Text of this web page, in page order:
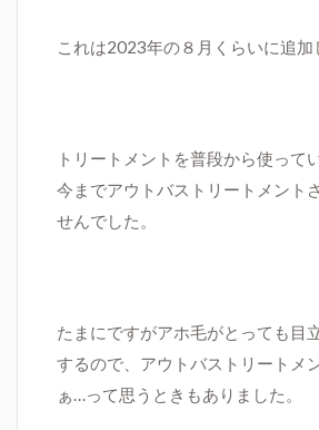
これは2023年の８月くらいに追加
トリートメントを普段から使って
今までアウトバストリートメント
せんでした。
たまにですがアホ毛がとっても目
するので、アウトバストリートメ
ぁ…って思うときもありました。